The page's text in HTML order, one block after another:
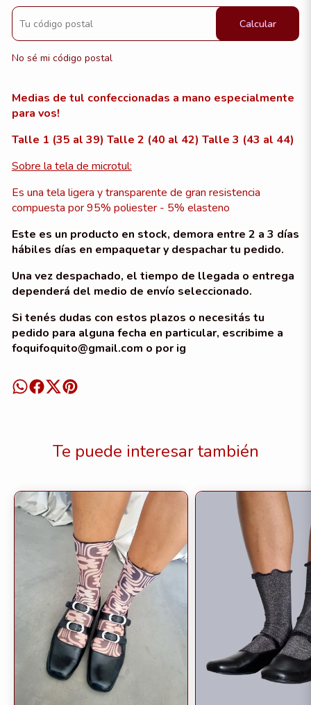
Calcular
No sé mi código postal
Medias de tul confeccionadas a mano especialmente
para vos!
Talle 1 (35 al 39) Talle 2 (40 al 42) Talle 3 (43 al 44)
Sobre la tela de microtul:
Es una tela ligera y transparente de gran resistencia
compuesta por 95% poliester - 5% elasteno
Este es un producto en stock, demora entre 2 a 3 días
hábiles días en empaquetar y despachar tu pedido.
Una vez despachado, el tiempo de llegada o entrega
dependerá del medio de envío seleccionado.
Si tenés dudas con estos plazos o necesitás tu
pedido para alguna fecha en particular, escribime a
foquifoquito@gmail.com o por ig
Te puede interesar también